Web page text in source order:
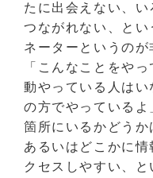
たに出会えない、
つながれない、とい
ネーターというのが
「こんなことをや
動やっている人は
の方でやっている
箇所にいるかどうか
あるいはどこかに
クセスしやすい、